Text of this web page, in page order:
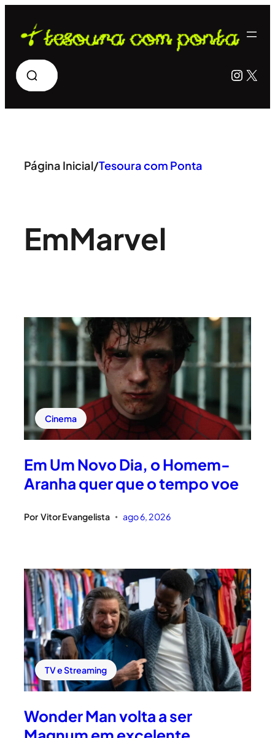
para
conteúdo
Pesquisar X
Página Inicial/Tesoura com Ponta
EmMarvel
Cinema
Em Um Novo Dia, o Homem-
Aranha quer que o tempo voe
Por Vitor Evangelista • ago 6, 2026
TV e Streaming
Wonder Man volta a ser